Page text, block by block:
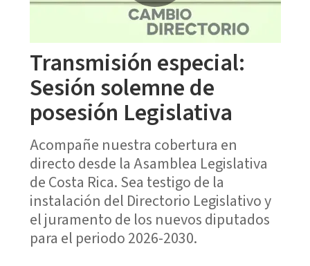
Transmisión especial:
Sesión solemne de
posesión Legislativa
Acompañe nuestra cobertura en
directo desde la Asamblea Legislativa
de Costa Rica. Sea testigo de la
instalación del Directorio Legislativo y
el juramento de los nuevos diputados
para el periodo 2026-2030.